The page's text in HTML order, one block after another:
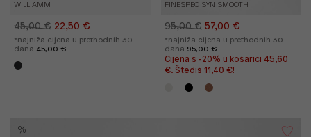
WILLIAMM
45,00 € 22,50 €
*najniža cijena u prethodnih 30
dana 45,00 €
FINESPEC SYN SMOOTH
95,00 € 57,00 €
*najniža cijena u prethodnih 30
dana 95,00 €
Cijena s -20% u košarici 45,60
€. Štediš 11,40 €!
%